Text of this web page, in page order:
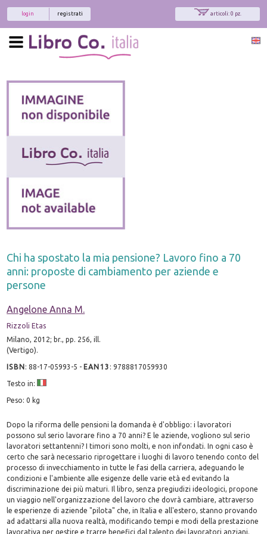
articoli: 0 pz.
registrati
login
Chi ha spostato la mia pensione? Lavoro fino a 70
anni: proposte di cambiamento per aziende e
persone
Angelone Anna M.
Rizzoli Etas
Milano, 2012; br., pp. 256, ill.
(Vertigo).
ISBN:88-17-05993-5 - EAN13 :9788817059930
Testo in:
Peso: 0 kg
Dopo la riforma delle pensioni la domanda è d'obbligo: i lavoratori
possono sul serio lavorare fino a 70 anni? E le aziende, vogliono sul serio
lavoratori settantenni? I timori sono molti, e non infondati. In ogni caso è
certo che sarà necessario riprogettare i luoghi di lavoro tenendo conto del
processo di invecchiamento in tutte le fasi della carriera, adeguando le
condizioni e l'ambiente alle esigenze delle varie età ed evitando la
discriminazione dei più maturi. Il libro, senza pregiudizi ideologici, propone
un viaggio nell'organizzazione del lavoro che dovrà cambiare, attraverso
le esperienze di aziende "pilota" che, in Italia e all'estero, stanno provando
ad adattarsi alla nuova realtà, modificando tempi e modi della prestazione
lavorativa per gestire e trarre benefici dal talento dei lavoratori anziani.